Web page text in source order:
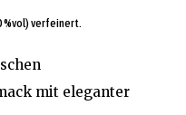
%vol) verfeinert.
mit eleganter